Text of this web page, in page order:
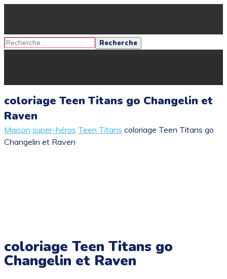
coloriage Teen Titans go Changelin et
Raven
Maison super-héros Teen Titans coloriage Teen Titans go
Changelin et Raven
coloriage Teen Titans go
Changelin et Raven